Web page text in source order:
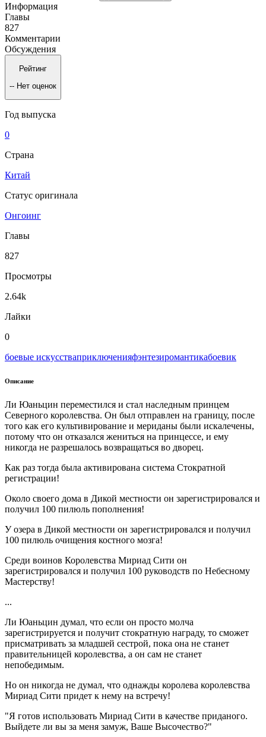
Информация
Главы
827
Комментарии
Обсуждения
Рейтинг
-- Нет оценок
Год выпуска
0
Страна
Китай
Статус оригинала
Онгоинг
Главы
827
Просмотры
2.64k
Лайки
0
боевые искусстваприключенияфэнтезиромантикабоевик
Описание
Ли Юаньцин переместился и стал наследным принцем
Северного королевства. Он был отправлен на границу, после
того как его культивирование и мериданы были искалечены,
потому что он отказался жениться на принцессе, и ему
никогда не разрешалось возвращаться во дворец.
Как раз тогда была активирована система Стократной
регистрации!
Около своего дома в Дикой местности он зарегистрировался и
получил 100 пилюль пополнения!
У озера в Дикой местности он зарегистрировался и получил
100 пилюль очищения костного мозга!
Среди воинов Королевства Мириад Сити он
зарегистрировался и получил 100 руководств по Небесному
Мастерству!
...
Ли Юаньцин думал, что если он просто молча
зарегистрируется и получит стократную награду, то сможет
присматривать за младшей сестрой, пока она не станет
правительницей королевства, а он сам не станет
непобедимым.
Но он никогда не думал, что однажды королева королевства
Мириад Сити придет к нему на встречу!
"Я готов использовать Мириад Сити в качестве приданого.
Выйдете ли вы за меня замуж, Ваше Высочество?"